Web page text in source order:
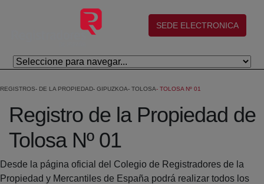
Salta al contingut principal
(abre en nueva ventana)
SEDE ELECTRONICA
REGISTROS DE LA PROPIEDAD GIPUZKOA TOLOSA TOLOSA Nº 01
Registro de la Propiedad de
Tolosa Nº 01
Desde la página oficial del Colegio de Registradores de la
Propiedad y Mercantiles de España podrá realizar todos los